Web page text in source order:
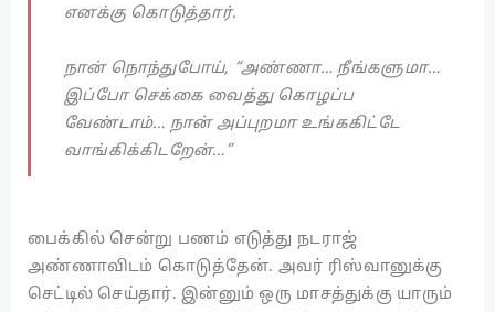
எனக்கு கொடுத்தார்.
நான் நொந்துபோய், “அண்ணா… நீங்களுமா…
இப்போ செக்கை வைத்து கொழப்ப
வேண்டாம்… நான் அப்புறமா உங்ககிட்டே
வாங்கிக்கிடறேன்…”
பைக்கில் சென்று பணம் எடுத்து நடராஜ்
அண்ணாவிடம் கொடுத்தேன். அவர் ரிஸ்வானுக்கு
செட்டில் செய்தார். இன்னும் ஒரு மாசத்துக்கு யாரும்